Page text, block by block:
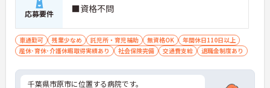
応募要件 ■資格不問
車通勤可 残業少なめ 託児所・育児補助 無資格OK
年間休日110日以上
産休･育休･介護休暇取得実績あり
社会保険完備 交通費支給 退職金制度あり
千葉県市原市に位置する病院です。